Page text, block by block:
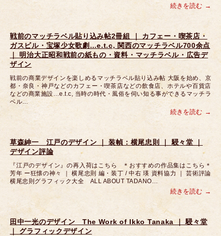
続きを読む
戦前のマッチラベル貼り込み帖2冊組 ｜ カフェー・喫茶店・
ガスビル・宝塚少女歌劇…e.t.c, 関西のマッチラベル700余点
｜ 明治大正昭和戦前の紙もの・資料・マッチラベル・広告デ
ザイン
戦前の商業デザインを楽しめるマッチラベル貼り込み帖 大阪を始め、京
都・奈良・神戸などのカフェー・喫茶店などの飲食店、ホテルや百貨店
などの商業施設…e.t.c, 当時の時代・風俗を伺い知る事ができるマッチラ
ベル…
続きを読む
草森紳一 江戸のデザイン ｜ 装幀：横尾忠則 ｜ 駸々堂 ｜
デザイン評論
『江戸のデザイン』の再入荷はこちら ＊おすすめの作品集はこちら＊
芳年 ー狂懐の神々 ｜ 横尾忠則 編・装丁 / 中右 瑛 資料協力 ｜ 芸術評論
横尾忠則グラフィック大全 ALL ABOUT TADANO…
続きを読む
田中一光のデザイン The Work of Ikko Tanaka ｜ 駸々堂
｜ グラフィックデザイン